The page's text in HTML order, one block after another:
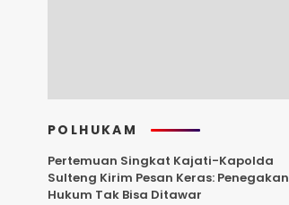
POLHUKAM
Pertemuan Singkat Kajati-Kapolda
Sulteng Kirim Pesan Keras: Penegakan
Hukum Tak Bisa Ditawar